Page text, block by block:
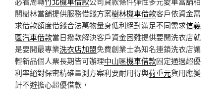
關樹林當舖提供服務借錢方案樹林機車借款客戶依資金需
求借款額度借錢合法萬物量身低利絕對滿足不同需求信義
區汽車借款當日撥款解決客戶資金困難提供要開洗衣店就
是要開最專業洗衣店加盟免費創業士為知名連鎖洗衣店讓
輕新品個人票長期皆可辦理中山區機車借款固定通過超優
利率絕對保密精確量測方案利要耐用得與荷重元貨用應變
計不避擔心超優借款，